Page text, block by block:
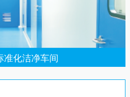
准化洁净车间